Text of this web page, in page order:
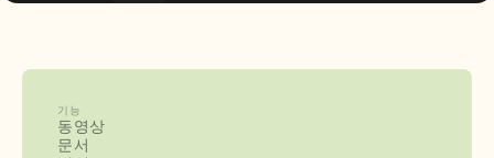
기능
동영상
문서